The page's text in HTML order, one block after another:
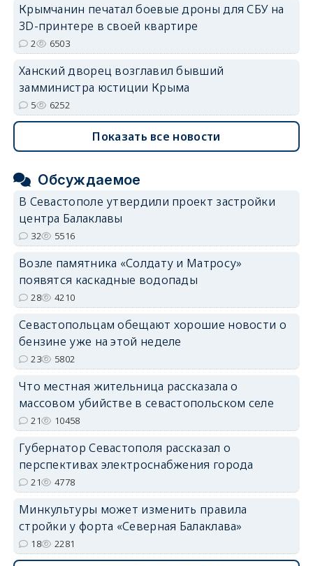
Крымчанин печатал боевые дроны для СБУ на
3D-принтере в своей квартире
2 6503
Ханский дворец возглавил бывший
замминистра юстиции Крыма
5 6252
Показать все новости
Обсуждаемое
В Севастополе утвердили проект застройки
центра Балаклавы
32 5516
Возле памятника «Солдату и Матросу»
появятся каскадные водопады
28 4210
Севастопольцам обещают хорошие новости о
бензине уже на этой неделе
23 5802
Что местная жительница рассказала о
массовом убийстве в севастопольском селе
21 10458
Губернатор Севастополя рассказал о
перспективах электроснабжения города
21 4778
Минкультуры может изменить правила
стройки у форта «Северная Балаклава»
18 2281